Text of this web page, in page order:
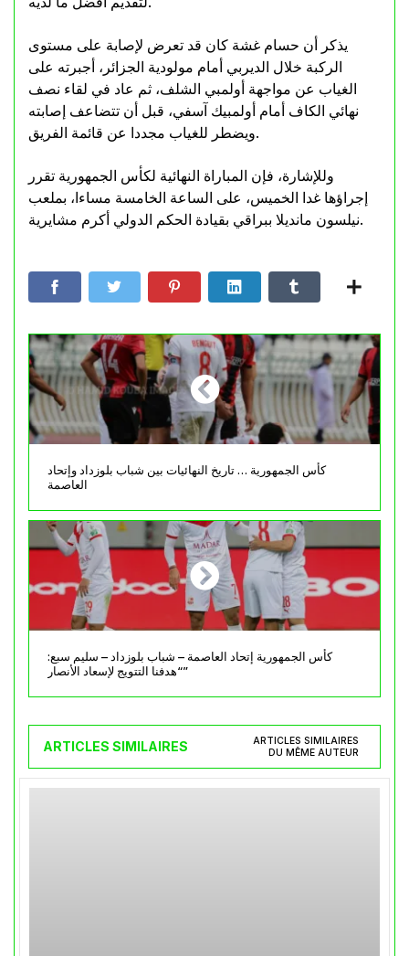
يذكر أن حسام غشة كان قد تعرض لإصابة على مستوى
الركبة خلال الديربي أمام مولودية الجزائر، أجبرته على
الغياب عن مواجهة أولمبي الشلف، ثم عاد في لقاء نصف
نهائي الكاف أمام أولمبيك آسفي، قبل أن تتضاعف إصابته
ويضطر للغياب مجددا عن قائمة الفريق.
وللإشارة، فإن المباراة النهائية لكأس الجمهورية تقرر
إجراؤها غدا الخميس، على الساعة الخامسة مساءا، بملعب
نيلسون مانديلا ببراقي بقيادة الحكم الدولي أكرم مشايرية.
كأس الجمهورية … تاريخ النهائيات بين شباب بلوزداد وإتحاد
العاصمة
كأس الجمهورية إتحاد العاصمة – شباب بلوزداد – سليم سبع:
“هدفنا التتويج لإسعاد الأنصار”
ARTICLES SIMILAIRES
ARTICLES SIMILAIRES
DU MÊME AUTEUR